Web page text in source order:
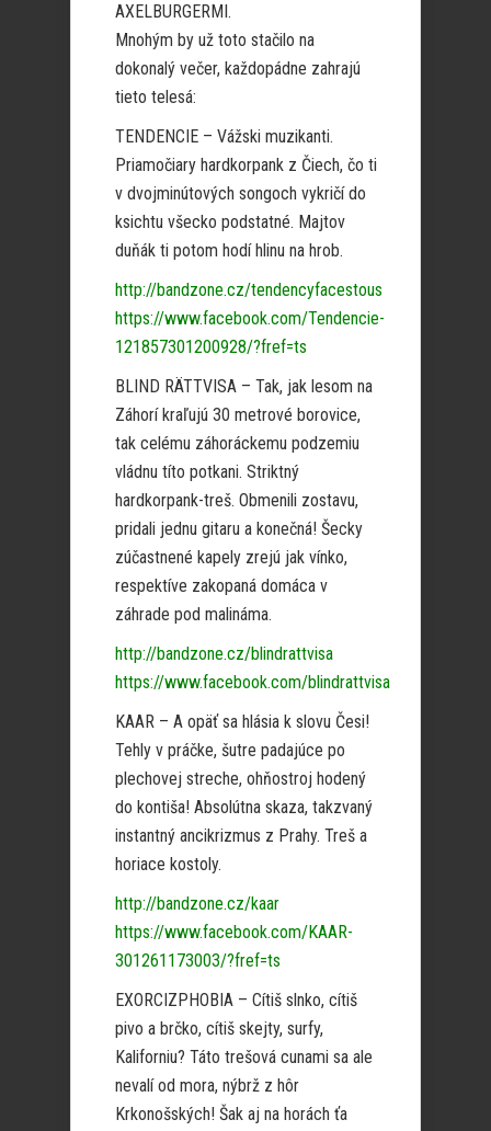
AXELBURGERMI.
Mnohým by už toto stačilo na
dokonalý večer, každopádne zahrajú
tieto telesá:
TENDENCIE – Vážski muzikanti.
Priamočiary hardkorpank z Čiech, čo ti
v dvojminútových songoch vykričí do
ksichtu všecko podstatné. Majtov
duňák ti potom hodí hlinu na hrob.
http://bandzone.cz/tendencyfacestous
https://www.facebook.com/Tendencie-
121857301200928/?fref=ts
BLIND RÄTTVISA – Tak, jak lesom na
Záhorí kraľujú 30 metrové borovice,
tak celému záhoráckemu podzemiu
vládnu títo potkani. Striktný
hardkorpank-treš. Obmenili zostavu,
pridali jednu gitaru a konečná! Šecky
zúčastnené kapely zrejú jak vínko,
respektíve zakopaná domáca v
záhrade pod malináma.
http://bandzone.cz/blindrattvisa
https://www.facebook.com/blindrattvisa
KAAR – A opäť sa hlásia k slovu Česi!
Tehly v práčke, šutre padajúce po
plechovej streche, ohňostroj hodený
do kontiša! Absolútna skaza, takzvaný
instantný ancikrizmus z Prahy. Treš a
horiace kostoly.
http://bandzone.cz/kaar
https://www.facebook.com/KAAR-
301261173003/?fref=ts
EXORCIZPHOBIA – Cítiš slnko, cítiš
pivo a brčko, cítiš skejty, surfy,
Kaliforniu? Táto trešová cunami sa ale
nevalí od mora, nýbrž z hôr
Krkonošských! Šak aj na horách ťa